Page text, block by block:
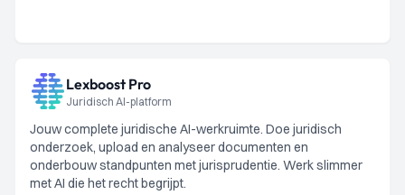
Lexboost Pro
Juridisch AI-platform
Jouw complete juridische AI-werkruimte. Doe juridisch
onderzoek, upload en analyseer documenten en
onderbouw standpunten met jurisprudentie. Werk slimmer
met AI die het recht begrijpt.